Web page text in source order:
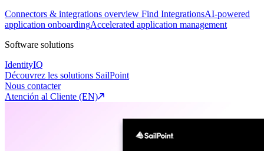
Connectors & integrations overview Find IntegrationsAI-powered
application onboardingAccelerated application management
Software solutions
IdentityIQ
Découvrez les solutions SailPoint
Nous contacter
Atención al Cliente (EN)